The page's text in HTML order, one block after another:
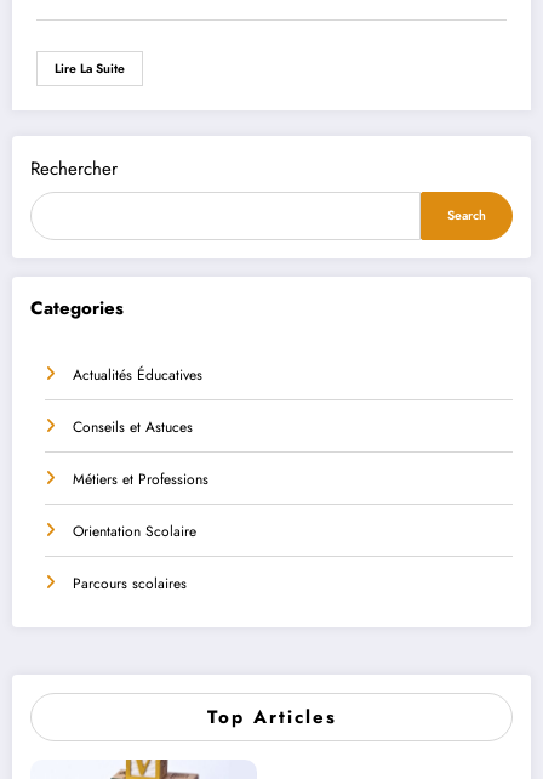
Rechercher
Search
Categories
Actualités Éducatives
Conseils et Astuces
Métiers et Professions
Orientation Scolaire
Parcours scolaires
Lire La Suite
Top Articles